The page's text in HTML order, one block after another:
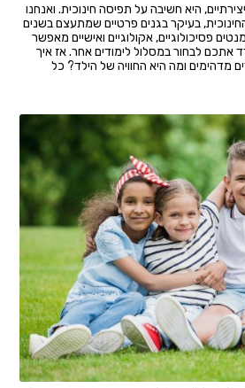
היא חשיבה על תפיסה חינוכית. ואנחנו
בעיקר בגנים פרטיים שמתעצם בשנים
פסיכולוגיים, אקולוגיים ואישיים מאפשר
אתכם לבחור במסלול לימודים אחר. אז איך
מדהימים ומה היא החוויה של הילד? כל